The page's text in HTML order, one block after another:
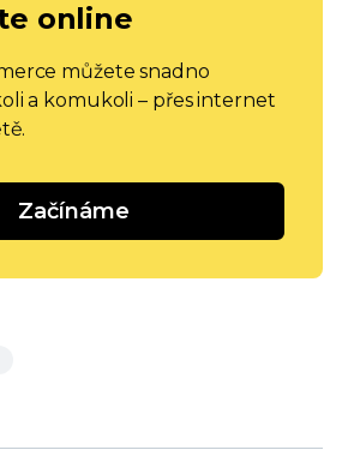
online
můžete snadno
a komukoli – přes internet
Začínáme